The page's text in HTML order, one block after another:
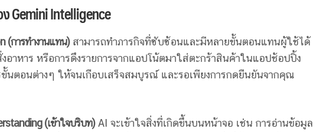
Gemini Intelligence
(การทำงานแทน)สามารถทำภารกิจที่ซับซ้อนและมีหลายขั้นตอนแทนผู้ใช้ได้
งอาหาร หรือการดึงรายการจากแอปโน้ตมาใส่ตะกร้าสินค้าในแอปช้อปปิ้ง
ขั้นตอนต่างๆ ให้จนเกือบเสร็จสมบูรณ์ และรอเพียงการกดยืนยันจากคุณ
(เข้าใจบริบท)AI จะเข้าใจสิ่งที่เกิดขึ้นบนหน้าจอ เช่น การอ่านข้อมูล